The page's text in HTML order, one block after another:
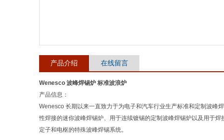
产品介绍 在线留言
Wenesco 波峰焊锡炉 标准波浪炉
产品信息：
Wenesco 长期以来一直致力于为电子和汽车行业生产标准和定制波峰
性焊接的迷你波峰焊锡炉、用于连续镀锡的定制波峰焊锡炉以及用于
定子和电枢的特殊波峰焊锡系统。